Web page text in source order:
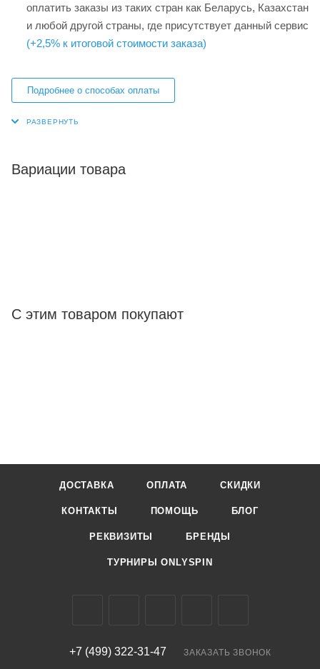
оплатить заказы из таких стран как Беларусь, Казахстан
и любой другой страны, где присутствует данный сервис
(+2,5% к итоговой стоимости заказа)
Подробнее о способах оплаты
Вариации товара
С этим товаром покупают
ДОСТАВКА ОПЛАТА СКИДКИ
КОНТАКТЫ ПОМОЩЬ БЛОГ
РЕКВИЗИТЫ БРЕНДЫ
ТУРНИРЫ ONLYSPIN
+7 (499) 322-31-47 ЗАКАЗАТЬ ЗВОНОК